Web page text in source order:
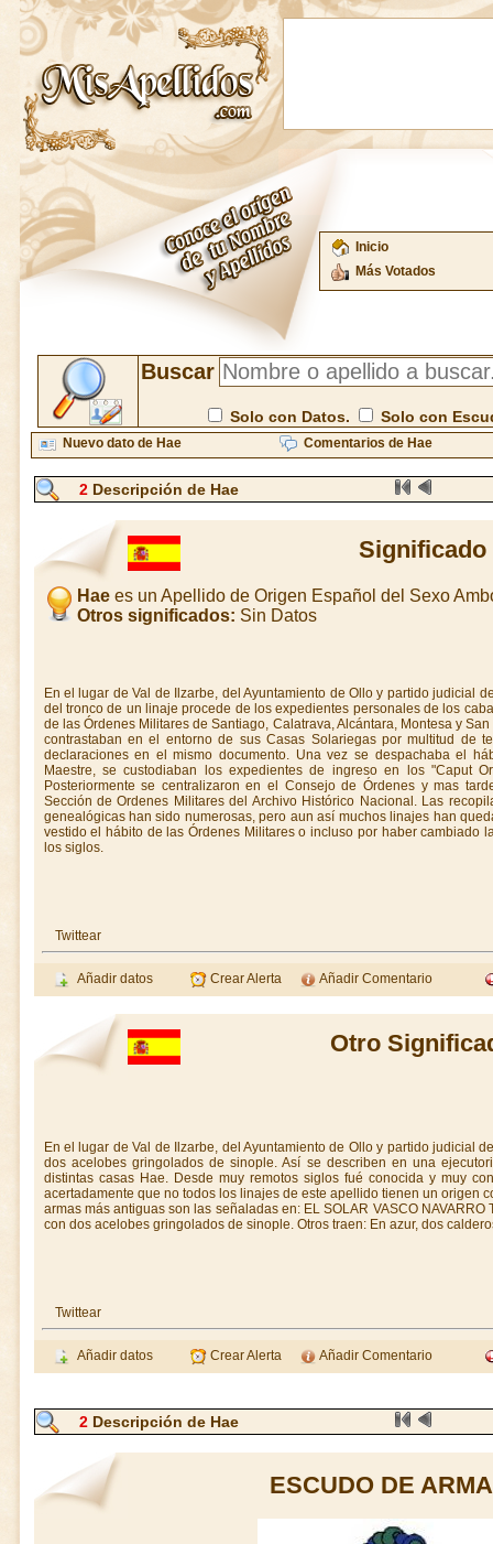
Inicio
Más Votados
Buscar
Solo con Datos. Solo con
Nuevo dato de Hae Comentarios de Hae
2 Descripción de Hae
Significado
Haees un Apellido de Origen Español del Sexo
Otros significados: Sin Datos
En el lugar de Val de Ilzarbe, del Ayuntamiento de Ollo y partido judicial
del tronco de un linaje procede de los expedientes personales de los
de las Órdenes Militares de Santiago, Calatrava, Alcántara, Montesa y
contrastaban en el entorno de sus Casas Solariegas por multitud de
declaraciones en el mismo documento. Una vez se despachaba el
Maestre, se custodiaban los expedientes de ingreso en los "Caput
Posteriormente se centralizaron en el Consejo de Órdenes y mas
Sección de Ordenes Militares del Archivo Histórico Nacional. Las
genealógicas han sido numerosas, pero aun así muchos linajes han
vestido el hábito de las Órdenes Militares o incluso por haber cambiado
los siglos.
Twittear
Añadir datos Crear Alerta Añadir Comentario
Otro
En el lugar de Val de Ilzarbe, del Ayuntamiento de Ollo y partido judicial
dos acelobes gringolados de sinople. Así se describen en una
distintas casas Hae. Desde muy remotos siglos fué conocida y muy
acertadamente que no todos los linajes de este apellido tienen un origen
armas más antiguas son las señaladas en: EL SOLAR VASCO NAVARRO
con dos acelobes gringolados de sinople. Otros traen: En azur, dos
Twittear
Añadir datos Crear Alerta Añadir Comentario
2 Descripción de Hae
ESCUDO DE